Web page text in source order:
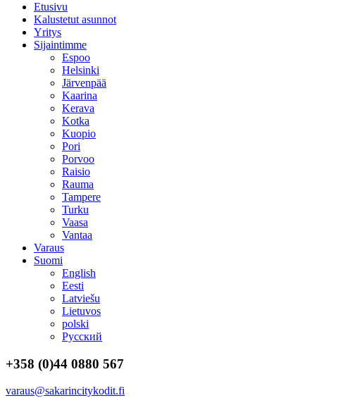
Etusivu
Kalustetut asunnot
Yritys
Sijaintimme
Espoo
Helsinki
Järvenpää
Kaarina
Kerava
Kotka
Kuopio
Pori
Porvoo
Raisio
Rauma
Tampere
Turku
Vaasa
Vantaa
Varaus
Suomi
English
Eesti
Latviešu
Lietuvos
polski
Русский
+358 (0)44 0880 567
varaus@sakarincitykodit.fi